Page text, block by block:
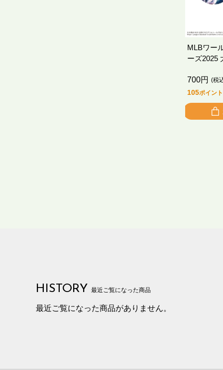
MLBワー
ーズ2025
700円 (税
105ポイント
HISTORY 最近ご覧になった商品
最近ご覧になった商品がありません。